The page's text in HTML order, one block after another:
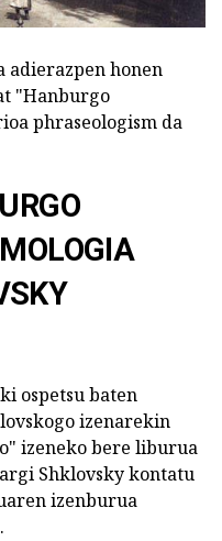
adierazpen honen
"Hanburgo
phraseologism da
ospetsu baten
izenarekin
izeneko bere liburua
Shklovsky kontatu
izenburua